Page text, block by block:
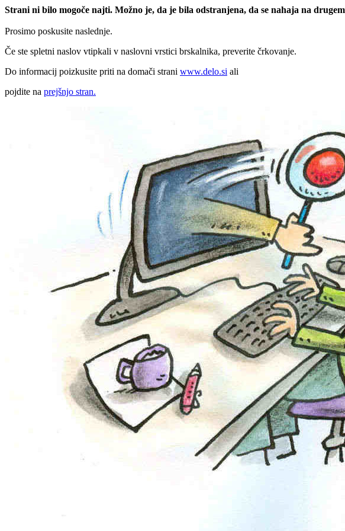
Strani ni bilo mogoče najti. Možno je, da je bila odstranjena, da se nahaja na
Prosimo poskusite naslednje.
Če ste spletni naslov vtipkali v naslovni vrstici brskalnika, preverite črkovanje.
Do informacij poizkusite priti na domači strani www.delo.si ali
pojdite na prejšnjo stran.